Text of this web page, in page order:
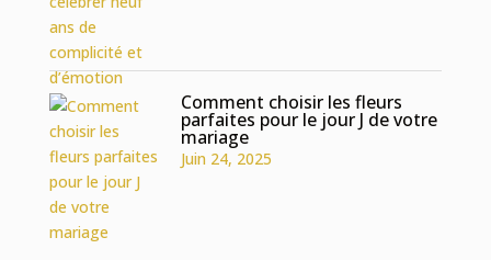
Comment choisir les fleurs
parfaites pour le jour J de votre
mariage
Juin 24, 2025